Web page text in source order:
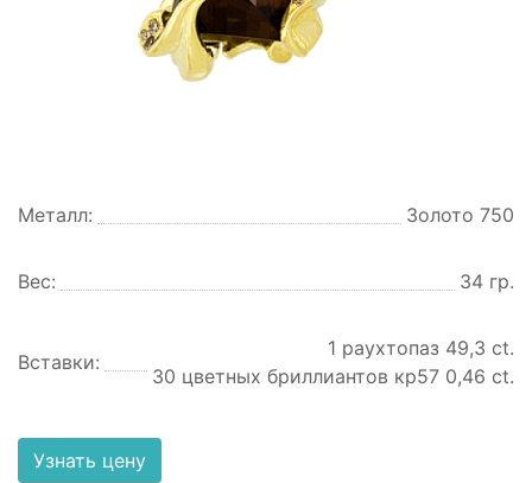
Металл: Золото 750
Вес: 34 гр.
Вставки:
1 раухтопаз 49,3 ct.
30 цветных бриллиантов кр57 0,46 ct.
Узнать цену